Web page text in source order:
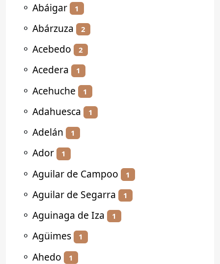
⚬ Abáigar 1
⚬ Abárzuza 2
⚬ Acebedo 2
⚬ Acedera 1
⚬ Acehuche 1
⚬ Adahuesca 1
⚬ Adelán 1
⚬ Ador 1
⚬ Aguilar de Campoo 1
⚬ Aguilar de Segarra 1
⚬ Aguinaga de Iza 1
⚬ Agüimes 1
⚬ Ahedo 1